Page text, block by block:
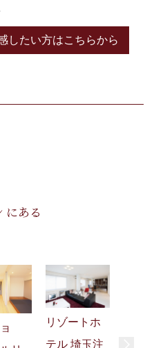
したい方はこちらから
にある
リゾートホ
テル 埼玉注